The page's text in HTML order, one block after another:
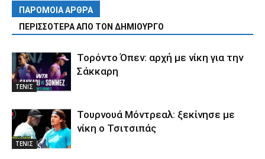
ΠΑΡΟΜΟΙΑ ΑΡΘΡΑ
ΠΕΡΙΣΣΟΤΕΡΑ ΑΠΟ ΤΟΝ ΔΗΜΙΟΥΡΓΟ
ΤΕΝΙΣ
Τορόντο Όπεν: αρχή με νίκη για την
Σάκκαρη
ΤΕΝΙΣ
Τουρνουά Μόντρεαλ: ξεκίνησε με
νίκη ο Τσιτσιπάς